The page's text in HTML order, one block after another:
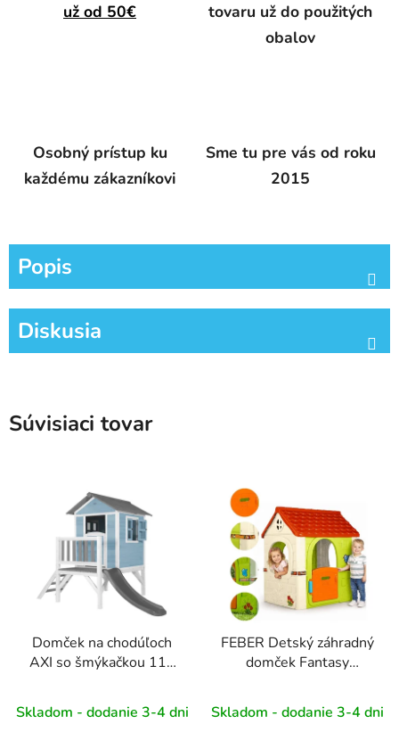
už od 50€
tovaru už do použitých
obalov
Osobný prístup ku
každému zákazníkovi
Sme tu pre vás od roku
2015
Popis
Diskusia
Súvisiaci tovar
Domček na chodúľoch
AXI so šmýkačkou 118
Skladom - dodanie 3-4 dni
FEBER Detský záhradný
domček Fantasy
Skladom - dodanie 3-4 dni